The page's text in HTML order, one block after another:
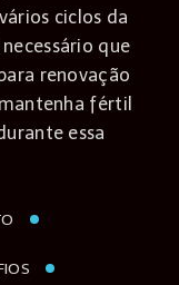
ciclos da
que
renovação
fértil
essa